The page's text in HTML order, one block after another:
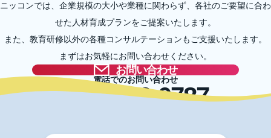
ニッコンでは、企業規模の大小や業種に関わらず、各社のご要望に合わ
せた人材育成プランをご提案いたします。
また、教育研修以外の各種コンサルテーションもご支援いたします。
まずはお気軽にお問い合わせください。
お問い合わせ
電話でのお問い合わせ
03-5996-0787